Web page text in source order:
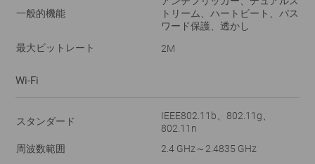
一般的機能
トリーム、ハートビート、パス
ワード保護、透かし
最大ビットレート
2M
Wi-Fi
スタンダード
IEEE802.11b、802.11g、
802.11n
周波数範囲
2.4 GHz～2.4835 GHz